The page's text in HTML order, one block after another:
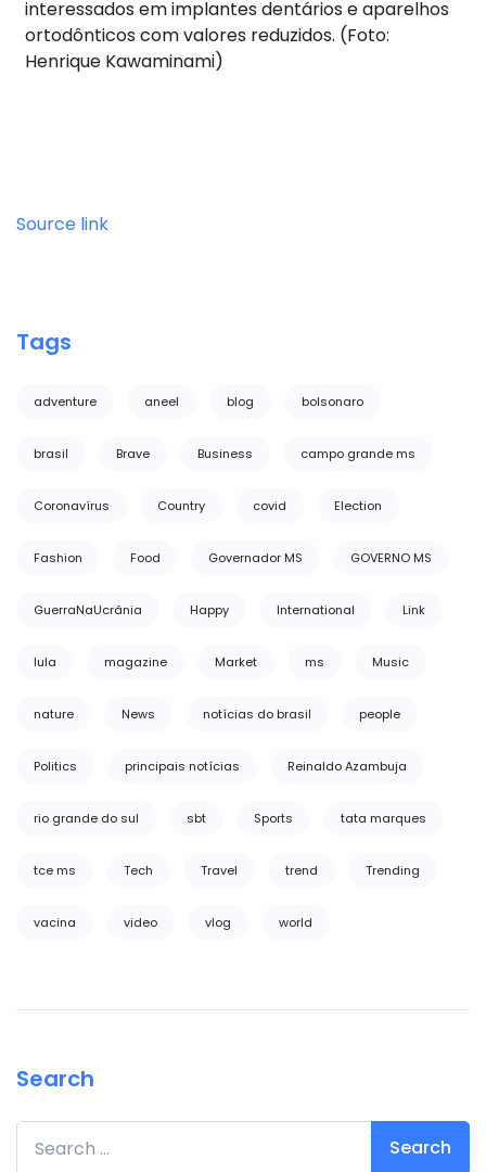
interessados em implantes dentários e aparelhos
ortodônticos com valores reduzidos. (Foto:
Henrique Kawaminami)
Source link
Tags
adventure aneel blog bolsonaro
brasil Brave Business campo grande ms
Coronavírus Country covid Election
Fashion Food Governador MS GOVERNO MS
GuerraNaUcrânia Happy International Link
lula magazine Market ms Music
nature News notícias do brasil people
Politics principais notícias Reinaldo Azambuja
rio grande do sul sbt Sports tata marques
tce ms Tech Travel trend Trending
vacina video vlog world
Search
Search for: